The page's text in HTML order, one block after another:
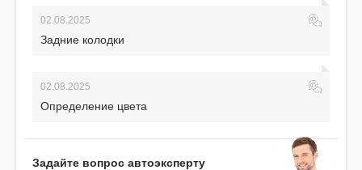
02.08.2025
Задние колодки
02.08.2025
Определение цвета
Задайте вопрос автоэксперту